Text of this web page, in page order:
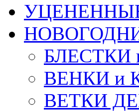
БЛЕСТКИ
ВЕНКИ и
ВЕТКИ